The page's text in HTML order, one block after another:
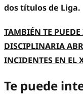
dos títulos de Liga.
TAMBIÉN TE
DISCIPLINARIA
INCIDENTES EN EL
Te puede